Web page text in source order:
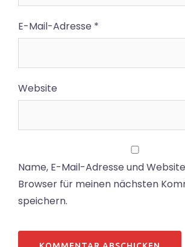
E-Mail-Adresse *
Website
Name, E-Mail-Adresse und
Browser für meinen nächsten
speichern.